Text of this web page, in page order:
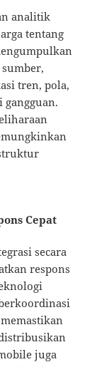
analitik
tentang
tren, pola,
gangguan.
Cepat
secara
respons
juga